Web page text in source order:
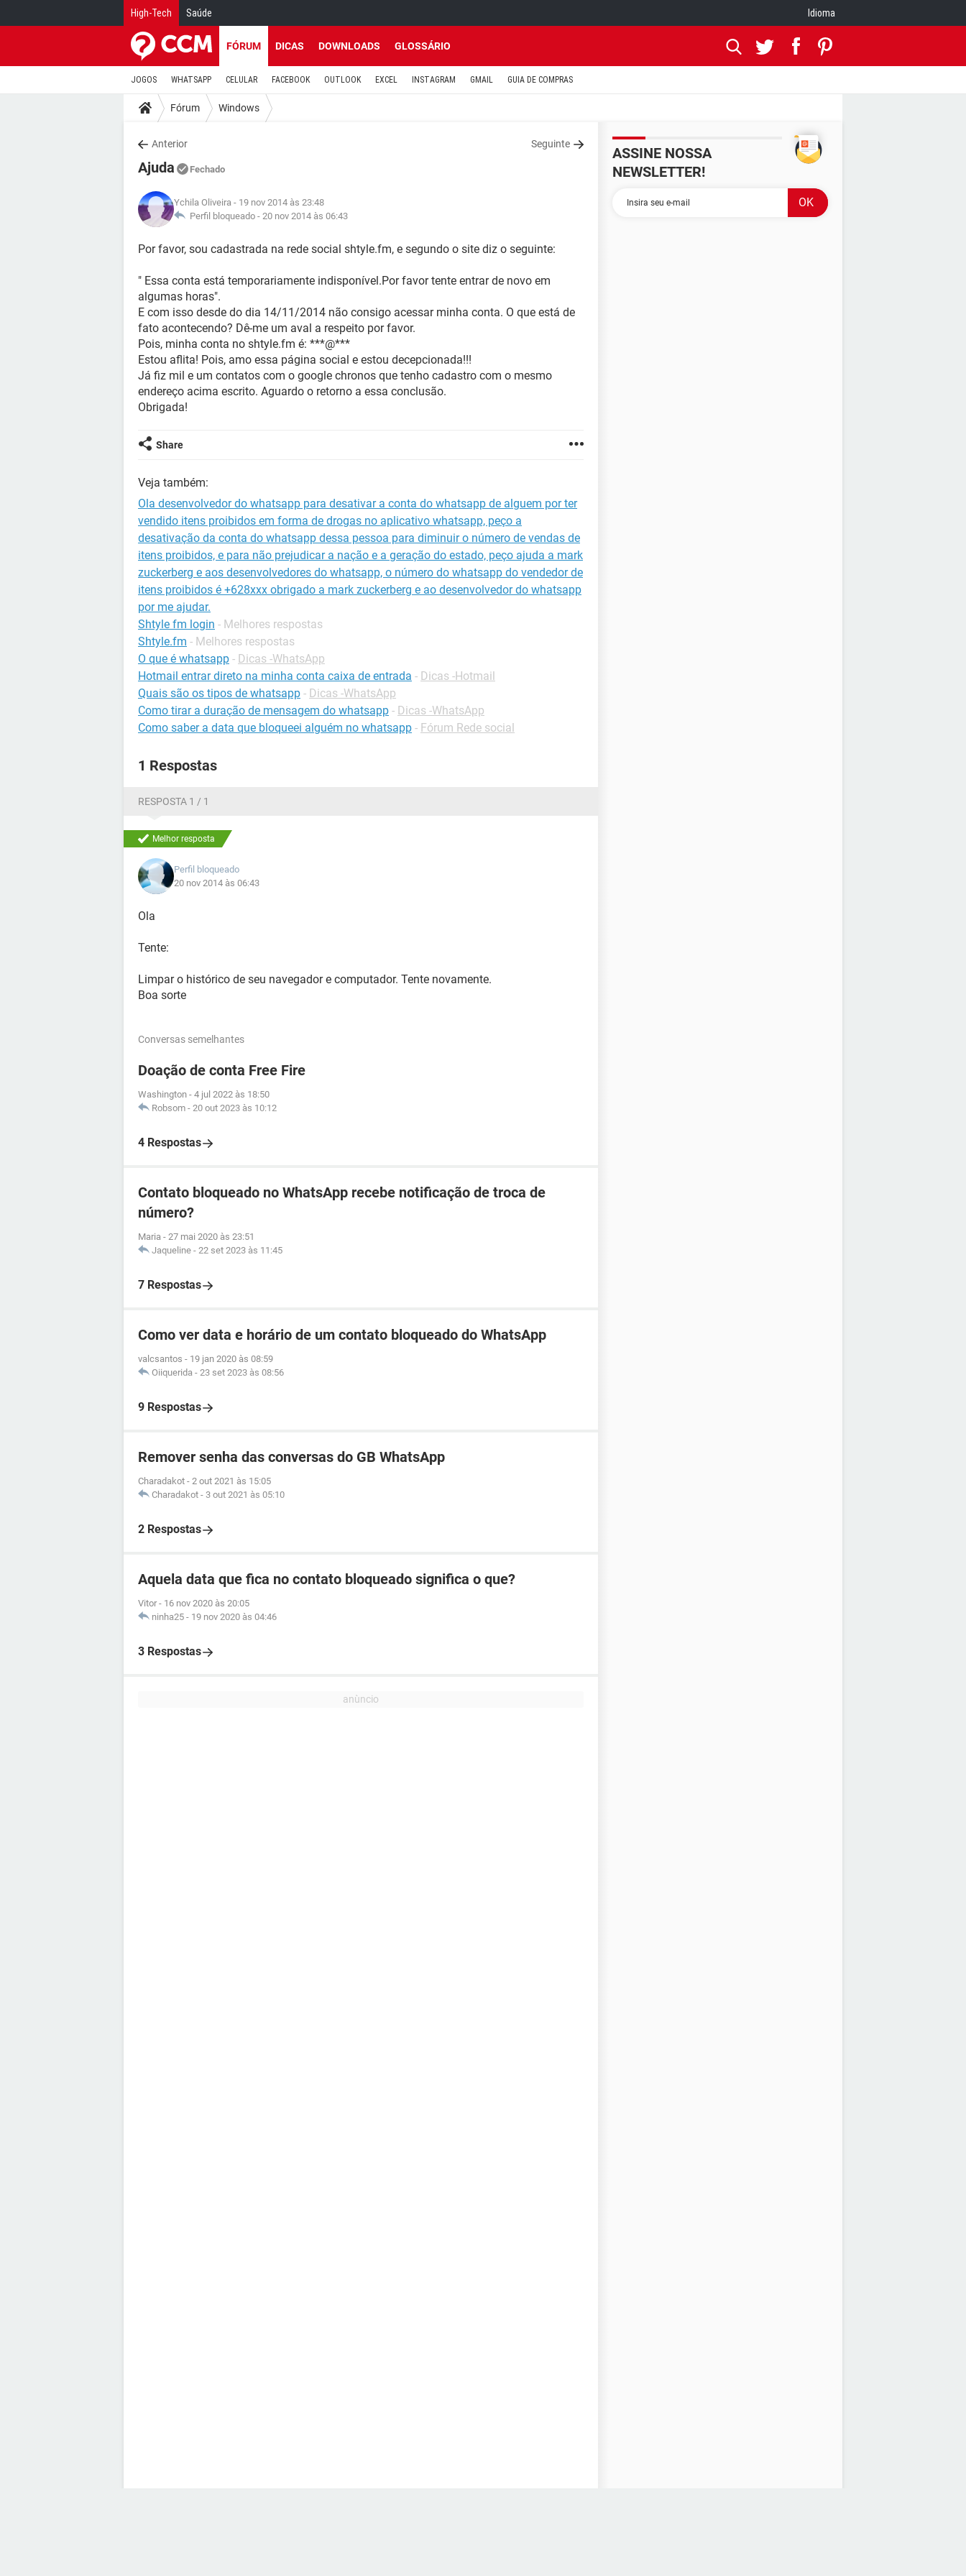
High-Tech Saúde Idioma
FÓRUM DICAS DOWNLOADS GLOSSÁRIO
JOGOS WHATSAPP CELULAR FACEBOOK OUTLOOK EXCEL INSTAGRAM GMAIL GUIA DE COMPRAS
Fórum Windows
Anterior Seguinte
Ajuda Fechado
Ychila Oliveira - 19 nov 2014 às 23:48
Perfil bloqueado - 20 nov 2014 às 06:43
Por favor, sou cadastrada na rede social shtyle.fm, e segundo o site diz o seguinte:
" Essa conta está temporariamente indisponível.Por favor tente entrar de novo em
algumas horas".
E com isso desde do dia 14/11/2014 não consigo acessar minha conta. O que está de
fato acontecendo? Dê-me um aval a respeito por favor.
Pois, minha conta no shtyle.fm é: ***@***
Estou aflita! Pois, amo essa página social e estou decepcionada!!!
Já fiz mil e um contatos com o google chronos que tenho cadastro com o mesmo
endereço acima escrito. Aguardo o retorno a essa conclusão.
Obrigada!
Share
Veja também:
Ola desenvolvedor do whatsapp para desativar a conta do whatsapp de alguem por ter
vendido itens proibidos em forma de drogas no aplicativo whatsapp, peço a
desativação da conta do whatsapp dessa pessoa para diminuir o número de vendas de
itens proibidos, e para não prejudicar a nação e a geração do estado, peço ajuda a mark
zuckerberg e aos desenvolvedores do whatsapp, o número do whatsapp do vendedor de
itens proibidos é +628xxx obrigado a mark zuckerberg e ao desenvolvedor do whatsapp
por me ajudar.
Shtyle fm login - Melhores respostas
Shtyle.fm - Melhores respostas
O que é whatsapp - Dicas -WhatsApp
Hotmail entrar direto na minha conta caixa de entrada - Dicas -Hotmail
Quais são os tipos de whatsapp - Dicas -WhatsApp
Como tirar a duração de mensagem do whatsapp - Dicas -WhatsApp
Como saber a data que bloqueei alguém no whatsapp - Fórum Rede social
1 Respostas
RESPOSTA 1 / 1
Melhor resposta
Perfil bloqueado
20 nov 2014 às 06:43
Ola
Tente:
Limpar o histórico de seu navegador e computador. Tente novamente.
Boa sorte
Conversas semelhantes
Doação de conta Free Fire
Washington - 4 jul 2022 às 18:50
Robsom - 20 out 2023 às 10:12
4 Respostas
Contato bloqueado no WhatsApp recebe notificação de troca de
número?
Maria - 27 mai 2020 às 23:51
Jaqueline - 22 set 2023 às 11:45
7 Respostas
Como ver data e horário de um contato bloqueado do WhatsApp
valcsantos - 19 jan 2020 às 08:59
Oiiquerida - 23 set 2023 às 08:56
9 Respostas
Remover senha das conversas do GB WhatsApp
Charadakot - 2 out 2021 às 15:05
Charadakot - 3 out 2021 às 05:10
2 Respostas
Aquela data que fica no contato bloqueado significa o que?
Vitor - 16 nov 2020 às 20:05
ninha25 - 19 nov 2020 às 04:46
3 Respostas
ASSINE NOSSA
NEWSLETTER!